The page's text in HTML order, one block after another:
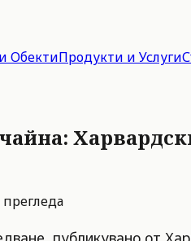
ОбектиПродукти и Услуги
прегледа